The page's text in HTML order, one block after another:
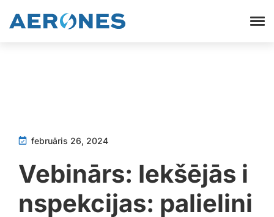
februāris 26, 2024
Vebinārs: Iekšējās i
nspekcijas: palielini